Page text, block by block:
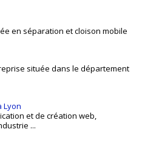
en séparation et cloison mobile
située dans le département
Lyon
et de création web,
...